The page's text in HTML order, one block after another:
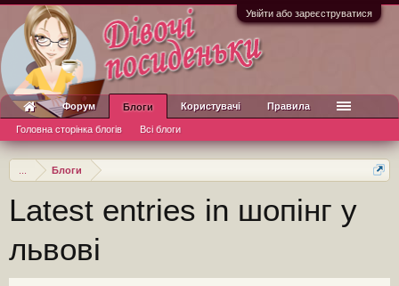
Увійти або зареєструватися
Блоги
Latest entries in шопінг у
львові
Форум Блоги
Головна сторінка блогів Всі блоги
Користувачі Правила